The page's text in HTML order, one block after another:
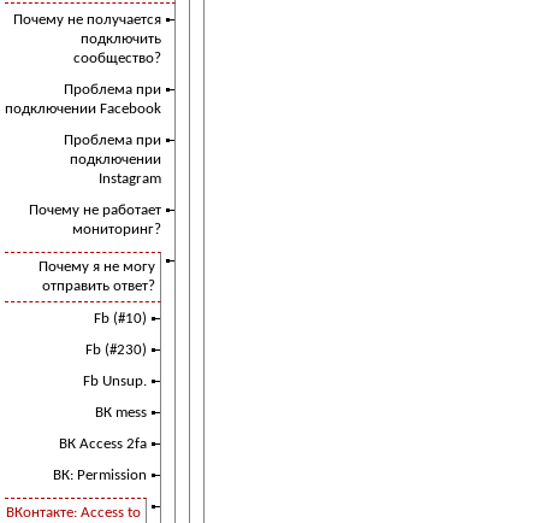
Почему не получается
подключить
сообщество?
Проблема при
подключении Facebook
Проблема при
подключении
Instagram
Почему не работает
мониторинг?
Почему я не могу
отправить ответ?
Fb (#10)
Fb (#230)
Fb Unsup.
ВК mess
ВК Access 2fa
ВК: Permission
ВКонтакте: Access to